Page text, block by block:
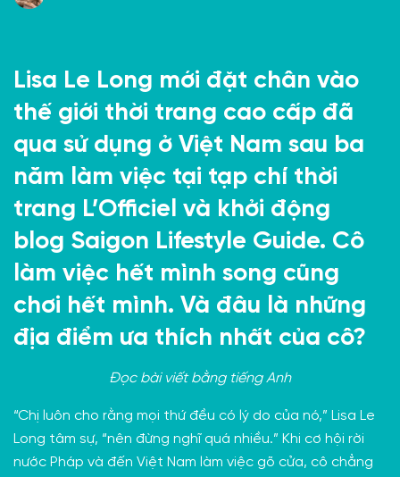
Lisa Le Long mới đặt chân vào
thế giới thời trang cao cấp đã
qua sử dụng ở Việt Nam sau ba
năm làm việc tại tạp chí thời
trang L’Officiel và khởi động
blog Saigon Lifestyle Guide. Cô
làm việc hết mình song cũng
chơi hết mình. Và đâu là những
địa điểm ưa thích nhất của cô?
Đọc bài viết bằng tiếng Anh
“Chị luôn cho rằng mọi thứ đều có lý do của nó,” Lisa Le
Long tâm sự, “nên đừng nghĩ quá nhiều.” Khi cơ hội rời
nước Pháp và đến Việt Nam làm việc gõ cửa, cô chẳng